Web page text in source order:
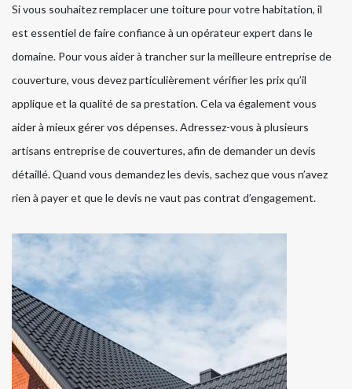
Si vous souhaitez remplacer une toiture pour votre habitation, il
est essentiel de faire confiance à un opérateur expert dans le
domaine. Pour vous aider à trancher sur la meilleure entreprise de
couverture, vous devez particulièrement vérifier les prix qu’il
applique et la qualité de sa prestation. Cela va également vous
aider à mieux gérer vos dépenses. Adressez-vous à plusieurs
artisans entreprise de couvertures, afin de demander un devis
détaillé. Quand vous demandez les devis, sachez que vous n’avez
rien à payer et que le devis ne vaut pas contrat d’engagement.